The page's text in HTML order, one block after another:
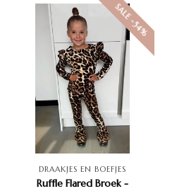
SALE -54%
DRAAKJES EN BOEFJES
Ruffle Flared Broek -